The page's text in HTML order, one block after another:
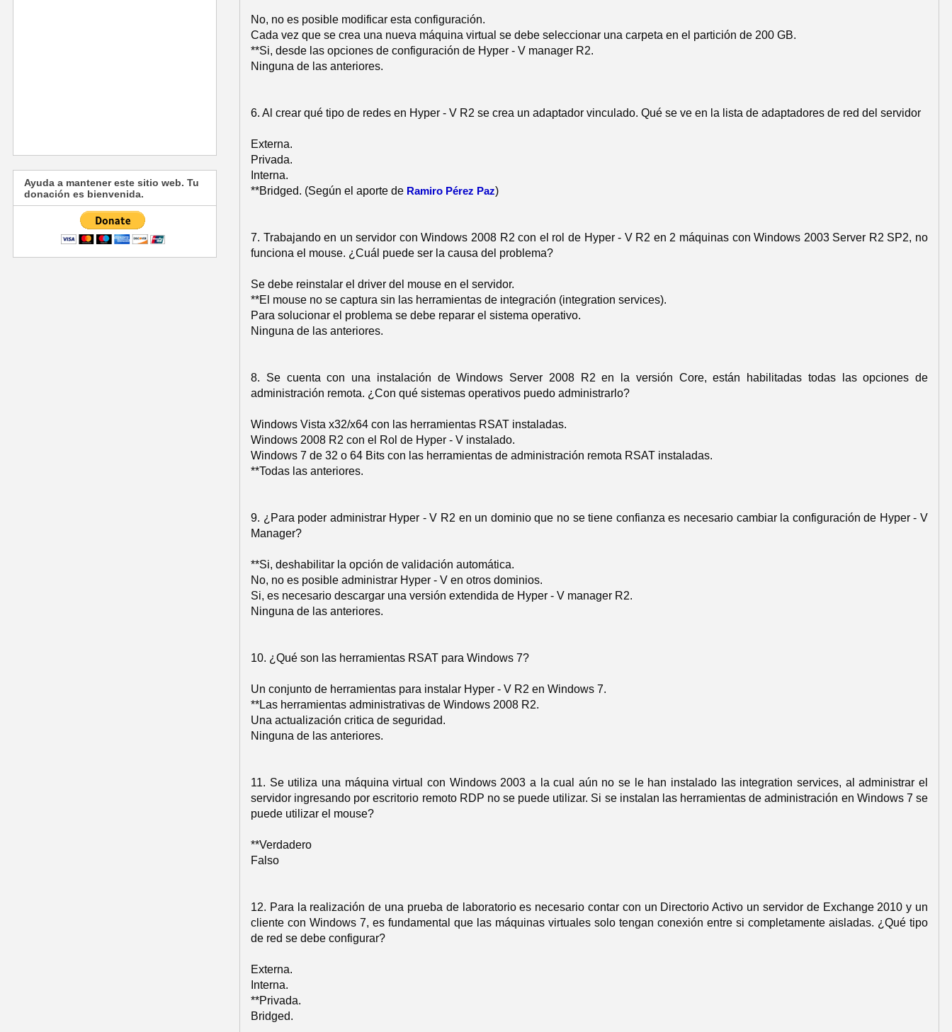
No, no es posible modificar esta configuración.
Cada vez que se crea una nueva máquina virtual se debe seleccionar una carpeta en el partición de 200 GB.
**Si, desde las opciones de configuración de Hyper - V manager R2.
Ninguna de las anteriores.
6. Al crear qué tipo de redes en Hyper - V R2 se crea un adaptador vinculado. Qué se ve en la lista de adaptadores de red del servidor
Externa.
Privada.
Interna.
**Bridged. (Según el aporte de Ramiro Pérez Paz)
7. Trabajando en un servidor con Windows 2008 R2 con el rol de Hyper - V R2 en 2 máquinas con Windows 2003 Server R2 SP2, no
funciona el mouse. ¿Cuál puede ser la causa del problema?
Se debe reinstalar el driver del mouse en el servidor.
**El mouse no se captura sin las herramientas de integración (integration services).
Para solucionar el problema se debe reparar el sistema operativo.
Ninguna de las anteriores.
8. Se cuenta con una instalación de Windows Server 2008 R2 en la versión Core, están habilitadas todas las opciones de
administración remota. ¿Con qué sistemas operativos puedo administrarlo?
Windows Vista x32/x64 con las herramientas RSAT instaladas.
Windows 2008 R2 con el Rol de Hyper - V instalado.
Windows 7 de 32 o 64 Bits con las herramientas de administración remota RSAT instaladas.
**Todas las anteriores.
9. ¿Para poder administrar Hyper - V R2 en un dominio que no se tiene confianza es necesario cambiar la configuración de Hyper - V
Manager?
**Si, deshabilitar la opción de validación automática.
No, no es posible administrar Hyper - V en otros dominios.
Si, es necesario descargar una versión extendida de Hyper - V manager R2.
Ninguna de las anteriores.
10. ¿Qué son las herramientas RSAT para Windows 7?
Un conjunto de herramientas para instalar Hyper - V R2 en Windows 7.
**Las herramientas administrativas de Windows 2008 R2.
Una actualización critica de seguridad.
Ninguna de las anteriores.
11. Se utiliza una máquina virtual con Windows 2003 a la cual aún no se le han instalado las integration services, al administrar el
servidor ingresando por escritorio remoto RDP no se puede utilizar. Si se instalan las herramientas de administración en Windows 7 se
puede utilizar el mouse?
**Verdadero
Falso
12. Para la realización de una prueba de laboratorio es necesario contar con un Directorio Activo un servidor de Exchange 2010 y un
cliente con Windows 7, es fundamental que las máquinas virtuales solo tengan conexión entre si completamente aisladas. ¿Qué tipo
de red se debe configurar?
Externa.
Interna.
**Privada.
Bridged.
Ayuda a mantener este sitio web. Tu
donación es bienvenida.